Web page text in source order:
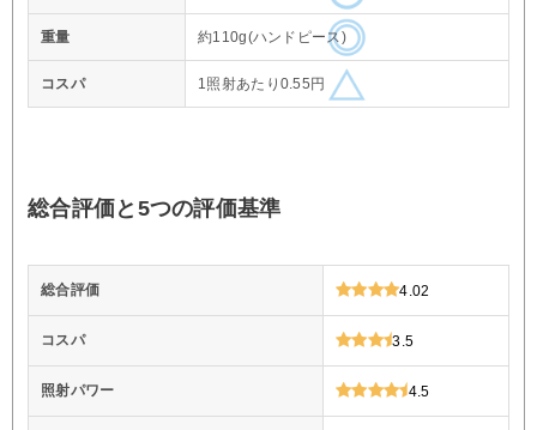
重量 約110g(ハンドピース)
コスパ 1照射あたり0.55円
総合評価と5つの評価基準
総合評価 4.02
コスパ 3.5
照射パワー 4.5